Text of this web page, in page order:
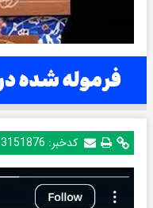
کدخبر: 3151876